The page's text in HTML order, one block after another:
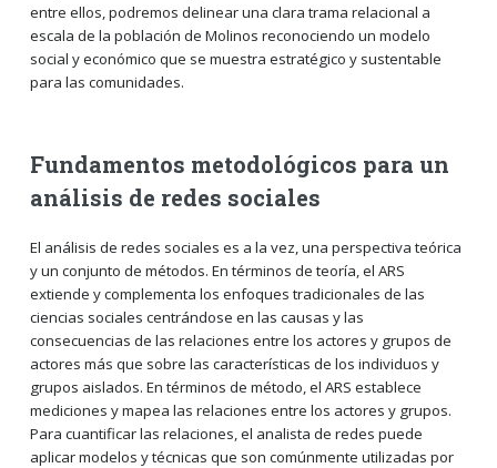
entre ellos, podremos delinear una clara trama relacional a
escala de la población de Molinos reconociendo un modelo
social y económico que se muestra estratégico y sustentable
para las comunidades.
Fundamentos metodológicos para un
análisis de redes sociales
El análisis de redes sociales es a la vez, una perspectiva teórica
y un conjunto de métodos. En términos de teoría, el ARS
extiende y complementa los enfoques tradicionales de las
ciencias sociales centrándose en las causas y las
consecuencias de las relaciones entre los actores y grupos de
actores más que sobre las características de los individuos y
grupos aislados. En términos de método, el ARS establece
mediciones y mapea las relaciones entre los actores y grupos.
Para cuantificar las relaciones, el analista de redes puede
aplicar modelos y técnicas que son comúnmente utilizadas por